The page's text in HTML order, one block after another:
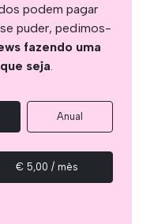
podem pagar
puder, pedimos-
fazendo uma
seja.
Anual
€ 5,00 / mês